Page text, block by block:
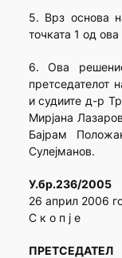
5. Врз основа
точката 1 од
6. Ова
претседателот
и судиите д-р
Мирјана
Бајрам
Сулејманов.
У.бр.236/2005
26 април 2006
С к о п ј е
ПРЕТСЕДАТЕЛ